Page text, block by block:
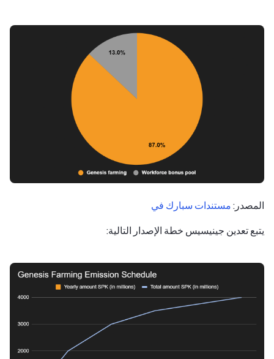
المصدر: مستندات سبارك في
يتبع تعدين جينيسيس خطة الإصدار التالية: